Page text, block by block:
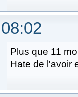
Plus que 11
Hate de l'avoir